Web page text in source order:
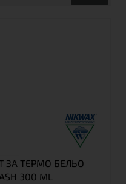
ЗА ТЕРМО БЕЛЬО
300 ML